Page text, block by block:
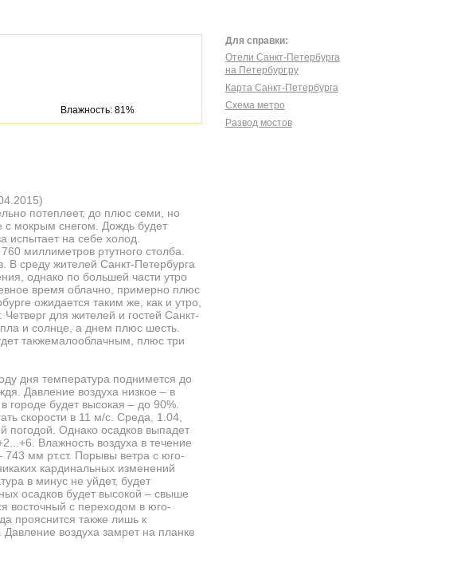
Для справки:
Отели Санкт-Петербурга
на Петербург.ру
Карта Санкт-Петербурга
Схема метро
Развод мостов
Влажность: 81%
потеплеет, до плюс семи, но
с мокрым снегом. Дождь будет
на себе холод.
миллиметров ртутного столба.
В среду жителей Санкт-Петербурга
однако по большей части утро
время облачно, примерно плюс
ожидается таким же, как и утро,
для жителей и гостей Санкт-
и солнце, а днем плюс шесть.
такжемалооблачным, плюс три
дня температура поднимется до
Давление воздуха низкое – в
городе будет высокая – до 90%.
скорости в 11 м/с. Среда, 1.04,
погодой. Однако осадков выпадет
Влажность воздуха в течение
мм рт.ст. Порывы ветра с юго-
кардинальных изменений
в минус не уйдет, будет
осадков будет высокой – свыше
восточный с переходом в юго-
прояснится также лишь к
воздуха замрет на планке